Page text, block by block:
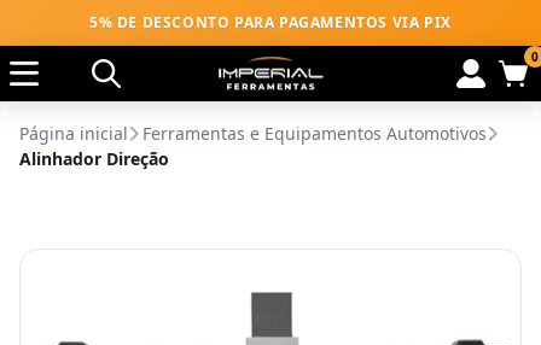
5% DE DESCONTO PARA PAGAMENTOS VIA PIX
0
Página inicial
Ferramentas e Equipamentos Automotivos
Alinhador Direção